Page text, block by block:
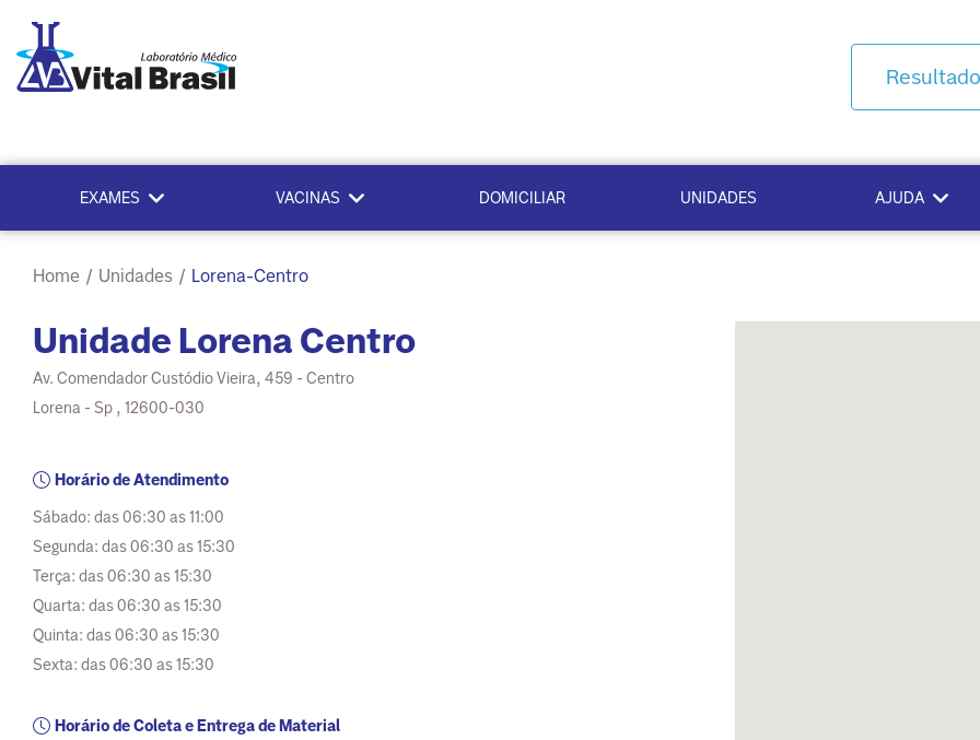
EXAMES VACINAS DOMICILIAR UNIDADES AJUDA
Home / Unidades / Lorena-Centro
Unidade Lorena Centro
Av. Comendador Custódio Vieira, 459 - Centro
Lorena - Sp , 12600-030
Horário de Atendimento
Sábado: das 06:30 as 11:00
Segunda: das 06:30 as 15:30
Terça: das 06:30 as 15:30
Quarta: das 06:30 as 15:30
Quinta: das 06:30 as 15:30
Sexta: das 06:30 as 15:30
Horário de Coleta e Entrega de Material